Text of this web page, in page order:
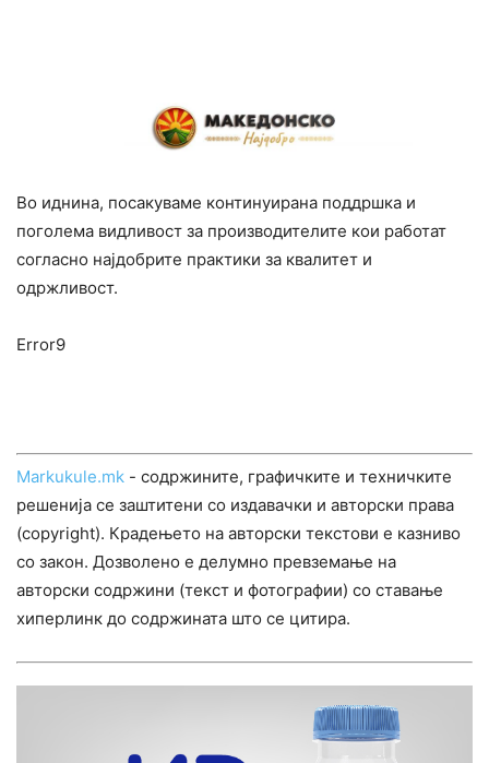
Во иднина, посакуваме континуирана поддршка и
поголема видливост за производителите кои работат
согласно најдобрите практики за квалитет и
одржливост.
Error9
Markukule.mk - содржините, графичките и техничките
решенија се заштитени со издавачки и авторски права
(copyright). Крадењето на авторски текстови е казниво
со закон. Дозволено е делумно превземање на
авторски содржини (текст и фотографии) со ставање
хиперлинк до содржината што се цитира.